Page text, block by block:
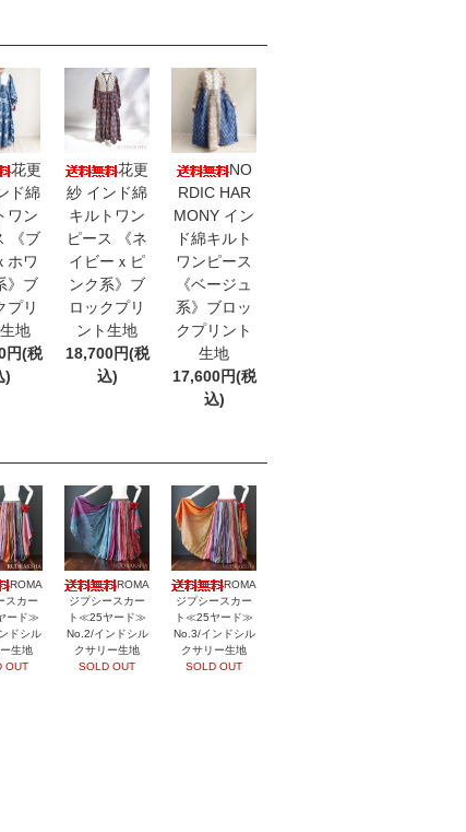
花更
ド綿
ワン
《ブ
ホワ
》ブ
プリ
地
円(税
)
花更
紗 インド綿
キルトワン
ピース 《ネ
イビーｘピ
ンク系》ブ
ロックプリ
ント生地
18,700円(税
込)
NO
RDIC HAR
MONY イン
ド綿キルト
ワンピース
《ベージュ
系》ブロッ
クプリント
生地
17,600円(税
込)
ROMA
スカー
ード≫
ドシル
生地
OUT
ROMA
ジプシースカー
ト≪25ヤード≫
No.2/インドシル
クサリー生地
SOLD OUT
ROMA
ジプシースカー
ト≪25ヤード≫
No.3/インドシル
クサリー生地
SOLD OUT